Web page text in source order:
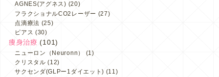
AGNES(アグネス) (20)
フラクショナルCO2レーザー (27)
点滴療法 (25)
ピアス (30)
痩身治療 (101)
ニューロン（Neuronn）
(1)
クリスタル (12)
サクセンダ(GLPー1ダイエット) (11)